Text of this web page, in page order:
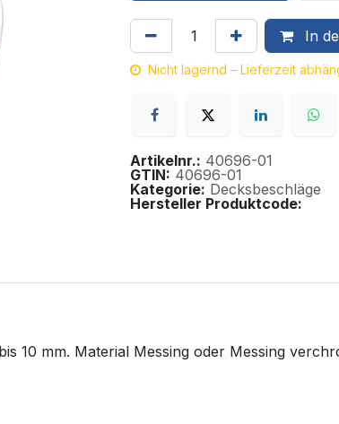
In
Nicht lagernd – Lieferzeit
Artikelnr.: 40696-01
GTIN: 40696-01
Kategorie: Decksbeschläge
Hersteller Produktcode:
10 mm. Material Messing oder Messing